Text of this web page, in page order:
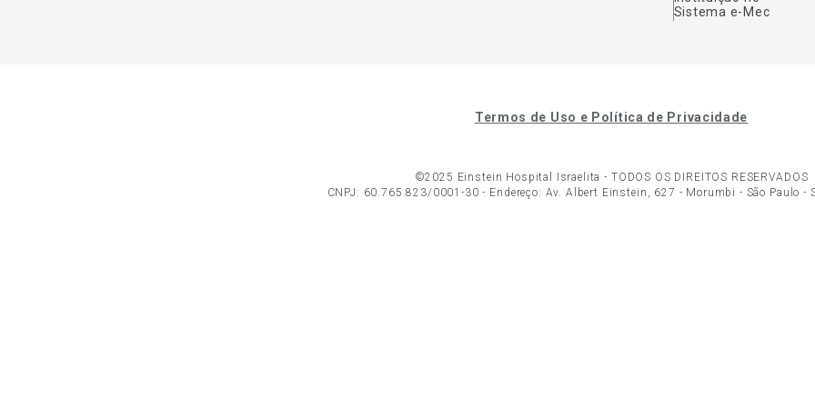
Sistema e-Mec
Termos de Uso e Política de Privacidade
©2025 Einstein Hospital Israelita - TODOS OS DIREITOS RESERVADOS
CNPJ: 60.765.823/0001-30 - Endereço: Av. Albert Einstein, 627 - Morumbi - São Paulo -